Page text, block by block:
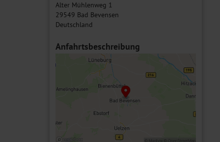
Alter Mühlenweg 1
29549 Bad Bevensen
Deutschland
Anfahrtsbeschreibung